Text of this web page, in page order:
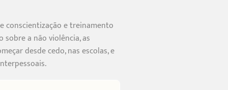
conscientização e treinamento
a não violência, as
desde cedo, nas escolas, e